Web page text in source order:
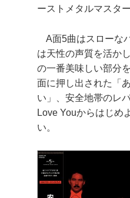
ーストメタルマスタ
A面5曲はスローな
は天性の声質を活か
の一番美味しい部分
面に押し出された「
い」、安全地帯のレ
Love Youからはじ
い。